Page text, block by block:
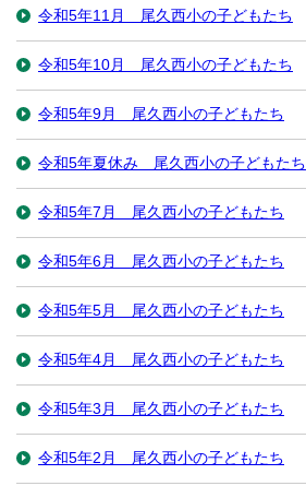
令和5年11月 尾久西小の子どもたち
令和5年10月 尾久西小の子どもたち
令和5年9月 尾久西小の子どもたち
令和5年夏休み 尾久西小の子どもたち
令和5年7月 尾久西小の子どもたち
令和5年6月 尾久西小の子どもたち
令和5年5月 尾久西小の子どもたち
令和5年4月 尾久西小の子どもたち
令和5年3月 尾久西小の子どもたち
令和5年2月 尾久西小の子どもたち